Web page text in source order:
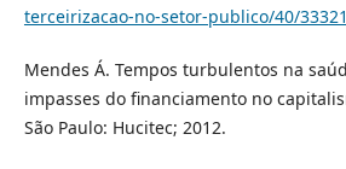
terceirizacao-no-setor-publico/40/33321
Mendes Á. Tempos turbulentos na
impasses do financiamento no
São Paulo: Hucitec; 2012.